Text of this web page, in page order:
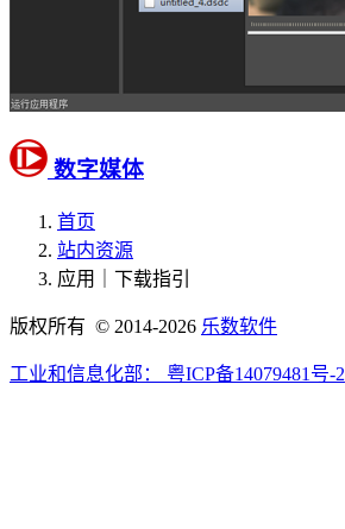
数字媒体
首页
站内资源
应用｜下载指引
版权所有 © 2014-2026 乐数软件
工业和信息化部： 粤ICP备14079481号-2